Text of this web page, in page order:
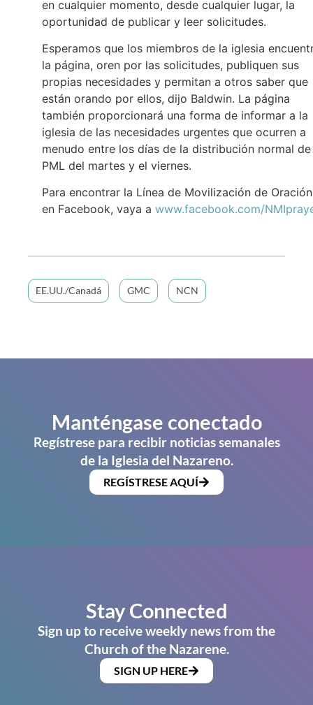
en cualquier momento, desde cualquier lugar, la
oportunidad de publicar y leer solicitudes.
Esperamos que los miembros de la iglesia
la página, oren por las solicitudes, publiquen sus
propias necesidades y permitan a otros saber que
están orando por ellos, dijo Baldwin. La página
también proporcionará una forma de informar a la
iglesia de las necesidades urgentes que ocurren a
menudo entre los días de la distribución normal de
PML del martes y el viernes.
Para encontrar la Línea de Movilización de Oración
en Facebook, vaya a www.facebook.com/
EE.UU./Canadá GMC NCN
Manténgase conectado
Regístrese para recibir noticias semanales
de la Iglesia del Nazareno.
REGÍSTRESE AQUÍ
Stay Connected
Sign up to receive weekly news from the
Church of the Nazarene.
SIGN UP HERE